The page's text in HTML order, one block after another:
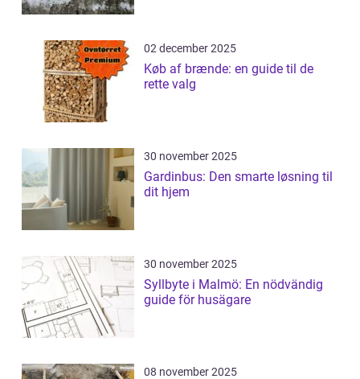
02 december 2025
Køb af brænde: en guide til de
rette valg
30 november 2025
Gardinbus: Den smarte løsning til
dit hjem
30 november 2025
Syllbyte i Malmö: En nödvändig
guide för husägare
08 november 2025